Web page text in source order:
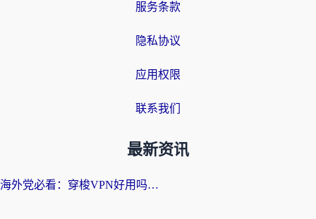
服务条款
隐私协议
应用权限
联系我们
最新资讯
海外党必看：穿梭VPN好用吗？和云帆VPN对比哪个回国效果更好？附真实测评+避坑指南